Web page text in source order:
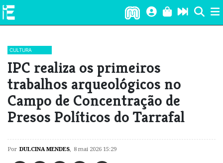
CULTURA
​IPC realiza os primeiros
trabalhos arqueológicos no
Campo de Concentração de
Presos Políticos do Tarrafal
Por DULCINA MENDES, 8 mai 2026 15:29